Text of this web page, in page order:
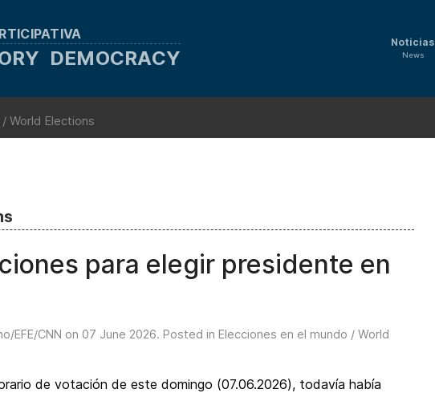
DEMOCRACY
Noticias
News
World Elections
para elegir presidente en
EFE/CNN on 07 June 2026. Posted in Elecciones en el mundo / World
de votación de este domingo (07.06.2026), todavía había